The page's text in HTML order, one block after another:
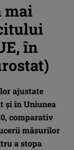
mai
în
ajustate
şi în Uniunea
comparativ
măsurilor
a stopa